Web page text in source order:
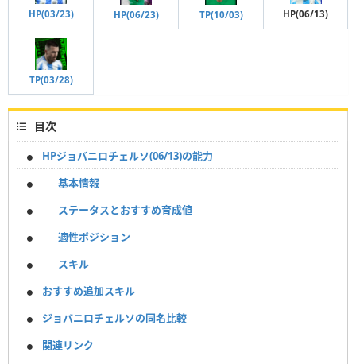
HP(03/23) HP(06/23) TP(10/03) HP(06/13)
TP(03/28)
目次
HPジョバニロチェルソ(06/13)の能力
基本情報
ステータスとおすすめ育成値
適性ポジション
スキル
おすすめ追加スキル
ジョバニロチェルソの同名比較
関連リンク